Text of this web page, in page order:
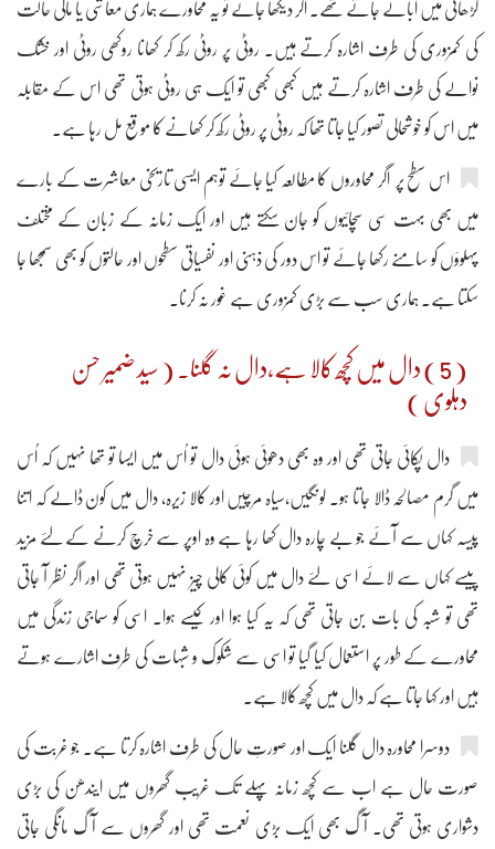
کڑھائی میں اُبالے جاتے تھے۔ اگر دیکھا جائے تو یہ محاورے ہماری معاشی یا مالی حالت
کی کمزوری کی طرف اشارہ کرتے ہیں۔ روٹی پر روٹی رکھ کر کھانا روکھی روٹی اور خشک
نوالے کی طرف اشارہ کرتے ہیں کبھی کبھی تو ایک ہی روٹی ہوتی تھی اس کے مقابلہ
میں اس کو خوشحالی تصور کیا جاتا تھا کہ روٹی پر روٹی رکھ کر کھانے کا موقع مل رہا ہے۔
اس سطح پر اگر محاوروں کا مطالعہ کیا جائے توہم ایسی تاریخی معاشرت کے بارے
میں بھی بہت سی سچائیوں کو جان سکتے ہیں اور ایک زمانہ کے زبان کے مختلف
پہلوؤں کو سامنے رکھا جائے تو اس دور کی ذہنی اور نفسیاتی سطحوں اور حالتوں کو بھی سمجھا جا
سکتا ہے۔ ہماری سب سے بڑی کمزوری ہے غور نہ کرنا۔
( 5 ) دال میں کچھ کالا ہے،دال نہ گلنا۔ ( سید ضمیر حسن
دہلوی )
دال پکائی جاتی تھی اور وہ بھی دھوئی ہوئی دال تو اُس میں ایسا تو تھا نہیں کہ اُس
میں گرم مصالحہ ڈالا جاتا ہو۔ لونگیں،سیاہ مرچیں اور کالا زیرہ، دال میں کون ڈالے کہ اتنا
پیسہ کہاں سے آئے جو بے چارہ دال کھا رہا ہے وہ اوپر سے خرچ کرنے کے لئے مزید
پیسے کہاں سے لائے اسی لئے دال میں کوئی کالی چیز نہیں ہوتی تھی اور اگر نظر آ جاتی
تھی تو شبہ کی بات بن جاتی تھی کہ یہ کیا ہوا اور کیسے ہوا۔ اسی کو سماجی زندگی میں
محاورے کے طور پر استعمال کیا گیا تو اسی سے شکوک و شبہات کی طرف اشارے ہوتے
ہیں اور کہا جاتا ہے کہ دال میں کچھ کالا ہے۔
دوسرا محاورہ دال گلنا ایک اور صورتِ حال کی طرف اشارہ کرتا ہے۔ جو غربت کی
صورت حال ہے اب سے کچھ زمانہ پہلے تک غریب گھروں میں ایندھن کی بڑی
دشواری ہوتی تھی۔ آگ بھی ایک بڑی نعمت تھی اور گھروں سے آگ مانگی جاتی